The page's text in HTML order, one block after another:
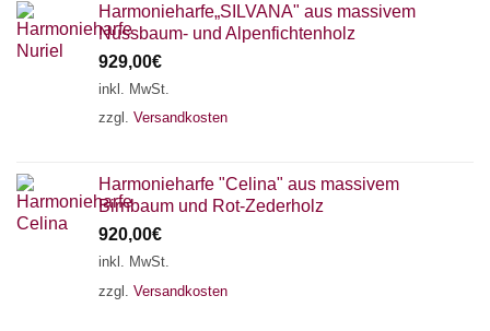
Harmonieharfe„SILVANA" aus massivem
Nussbaum- und Alpenfichtenholz
929,00€
inkl. MwSt.
zzgl. Versandkosten
Harmonieharfe "Celina" aus massivem
Birnbaum und Rot-Zederholz
920,00€
inkl. MwSt.
zzgl. Versandkosten